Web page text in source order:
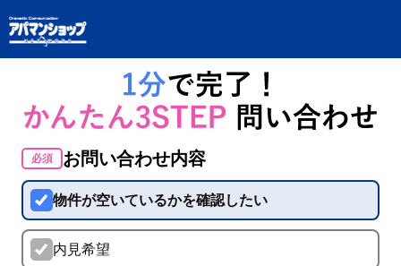
必須 お問い合わせ内容
物件が空いているかを確認したい
内見希望